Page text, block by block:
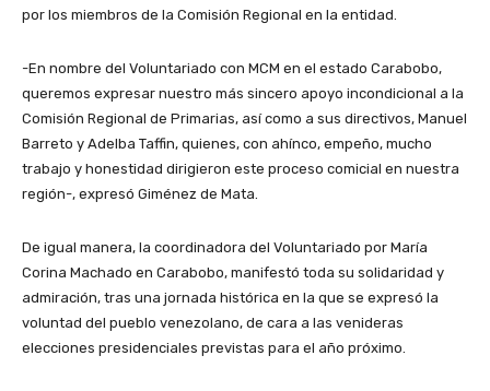
por los miembros de la Comisión Regional en la entidad.
-En nombre del Voluntariado con MCM en el estado Carabobo,
queremos expresar nuestro más sincero apoyo incondicional a la
Comisión Regional de Primarias, así como a sus directivos, Manuel
Barreto y Adelba Taffin, quienes, con ahínco, empeño, mucho
trabajo y honestidad dirigieron este proceso comicial en nuestra
región-, expresó Giménez de Mata.
De igual manera, la coordinadora del Voluntariado por María
Corina Machado en Carabobo, manifestó toda su solidaridad y
admiración, tras una jornada histórica en la que se expresó la
voluntad del pueblo venezolano, de cara a las venideras
elecciones presidenciales previstas para el año próximo.